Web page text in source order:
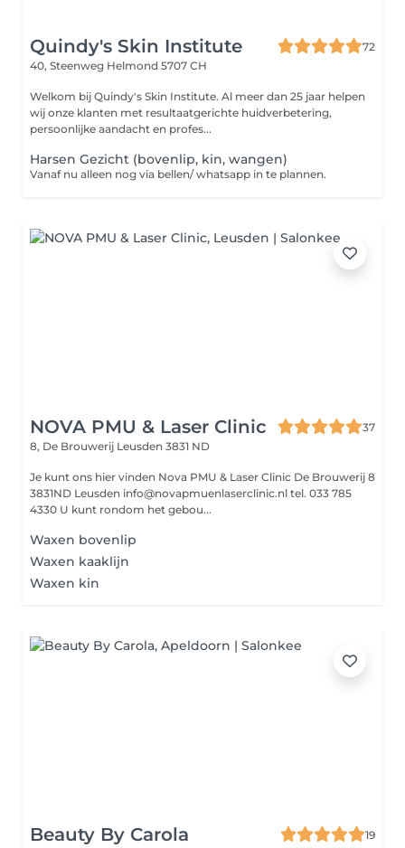
Quindy's Skin Institute
72
40, Steenweg Helmond 5707 CH
Welkom bij Quindy's Skin Institute. Al meer dan 25 jaar helpen
wij onze klanten met resultaatgerichte huidverbetering,
persoonlijke aandacht en profes...
Harsen Gezicht (bovenlip, kin, wangen)
Vanaf nu alleen nog via bellen/ whatsapp in te plannen.
NOVA PMU & Laser Clinic
37
8, De Brouwerij Leusden 3831 ND
Je kunt ons hier vinden Nova PMU & Laser Clinic De Brouwerij 8
3831ND Leusden info@novapmuenlaserclinic.nl tel. 033 785
4330 U kunt rondom het gebou...
Waxen bovenlip
Waxen kaaklijn
Waxen kin
Beauty By Carola
19